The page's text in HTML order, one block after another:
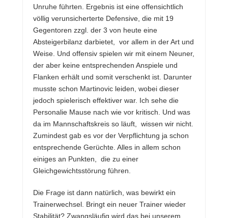
Unruhe führten. Ergebnis ist eine offensichtlich
völlig verunsicherterte Defensive, die mit 19
Gegentoren zzgl. der 3 von heute eine
Absteigerbilanz darbietet, vor allem in der Art und
Weise. Und offensiv spielen wir mit einem Neuner,
der aber keine entsprechenden Anspiele und
Flanken erhält und somit verschenkt ist. Darunter
musste schon Martinovic leiden, wobei dieser
jedoch spielerisch effektiver war. Ich sehe die
Personalie Mause nach wie vor kritisch. Und was
da im Mannschaftskreis so läuft, wissen wir nicht.
Zumindest gab es vor der Verpflichtung ja schon
entsprechende Gerüchte. Alles in allem schon
einiges an Punkten, die zu einer
Gleichgewichtsstörung führen.
Die Frage ist dann natürlich, was bewirkt ein
Trainerwechsel. Bringt ein neuer Trainer wieder
Stabilität? Zwangsläufig wird das bei unserem